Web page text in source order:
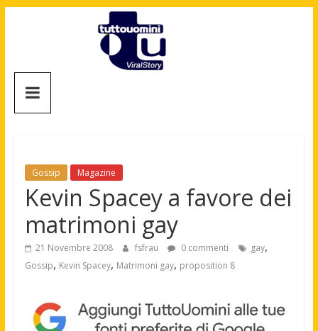
Tuttouomini
Motori,
gay
news
moda
maschile
Gossip Magazine
Kevin Spacey a favore dei
matrimoni gay
21 Novembre 2008 fsfrau 0 commenti gay,
Gossip, Kevin Spacey, Matrimoni gay, proposition 8